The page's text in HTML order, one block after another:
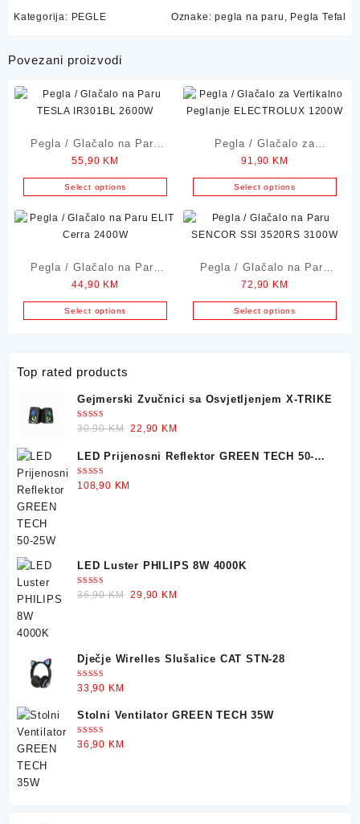
Kategorija: PEGLE Oznake:pegla na paru Pegla Tefal
Povezani proizvodi
Pegla / Glačalo na Paru
TESLA IR301BL 2600W
55,90 KM
Select options
Pegla / Glačalo za
Vertikalno Peglanje
ELECTROLUX 1200W
91,90 KM
Select options
Pegla / Glačalo na Paru
ELIT Cerra 2400W
44,90 KM
Select options
Pegla / Glačalo na Paru
SENCOR SSI 3520RS
3100W
72,90 KM
Select options
Top rated products
Gejmerski Zvučnici sa Osvjetljenjem X-TRIKE
Ocjenjeno
5.00od 5
30,90KM Original
was:
22,90 KM
is:
LED Prijenosni Reflektor GREEN TECH 50-
25W
Ocjenjeno
5.00od 5
108,90 KM
LED Luster PHILIPS 8W 4000K
Ocjenjeno
5.00od 5
36,90KM Original
29,90 KM
Dječje Wirelles Slušalice CAT STN-28
Ocjenjeno
5.00od 5
33,90 KM
Stolni Ventilator GREEN TECH 35W
Ocjenjeno
5.00od 5
36,90 KM